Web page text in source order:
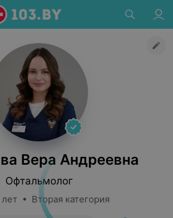
Вера Андреевна
Офтальмолог
• Вторая категория